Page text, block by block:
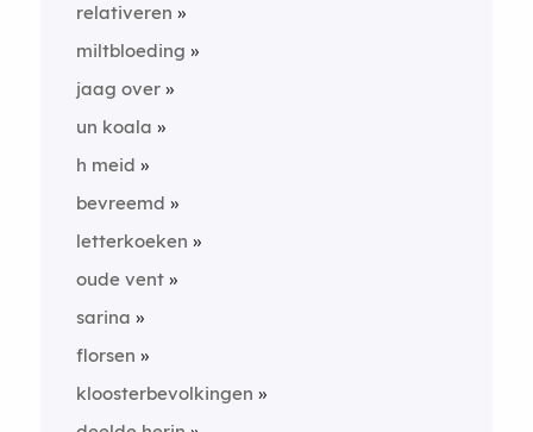
relativeren
miltbloeding
jaag over
un koala
h meid
bevreemd
letterkoeken
oude vent
sarina
florsen
kloosterbevolkingen